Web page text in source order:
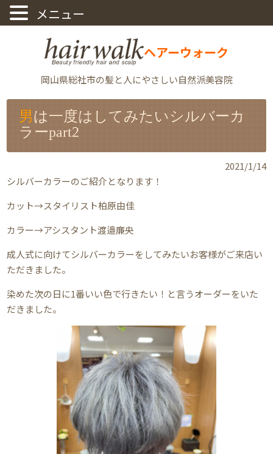
ヘアーウォーク
岡山県総社市の髪と人にやさしい自然派美容院
男は一度はしてみたいシルバーカ
ラーpart2
2021/1/14
シルバーカラーのご紹介となります！
カット→スタイリスト柏原由佳
カラー→アシスタント渡邉廉央
成人式に向けてシルバーカラーをしてみたいお客様がご来店い
ただきました。
染めた次の日に1番いい色で行きたい！と言うオーダーをいた
だきました。